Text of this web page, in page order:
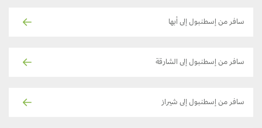
سافر من إسطنبول إلى أبها
سافر من إسطنبول إلى الشارقة
سافر من إسطنبول إلى شيراز